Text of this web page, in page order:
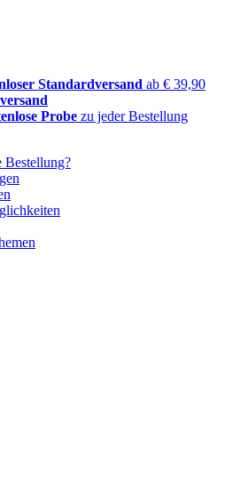
Standardversand ab € 39,90
Probe zu jeder Bestellung
Bestellung?